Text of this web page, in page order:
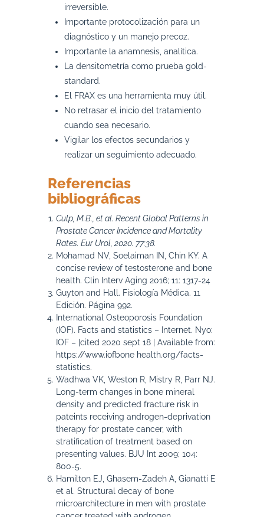
irreversible.
Importante protocolización para un
diagnóstico y un manejo precoz.
Importante la anamnesis, analítica.
La densitometría como prueba gold-
standard.
El FRAX es una herramienta muy útil.
No retrasar el inicio del tratamiento
cuando sea necesario.
Vigilar los efectos secundarios y
realizar un seguimiento adecuado.
Referencias
bibliográficas
Culp, M.B., et al. Recent Global Patterns in
Prostate Cancer Incidence and Mortality
Rates. Eur Urol, 2020. 77:38.
Mohamad NV, Soelaiman IN, Chin KY. A
concise review of testosterone and bone
health. Clin Interv Aging 2016; 11: 1317-24
Guyton and Hall. Fisiología Médica. 11
Edición. Página 992.
International Osteoporosis Foundation
(IOF). Facts and statistics – Internet. Nyo:
IOF – |cited 2020 sept 18 | Available from:
https://www.iofbone health.org/facts-
statistics.
Wadhwa VK, Weston R, Mistry R, Parr NJ.
Long-term changes in bone mineral
density and predicted fracture risk in
pateints receiving androgen-deprivation
therapy for prostate cancer, with
stratification of treatment based on
presenting values. BJU Int 2009; 104:
800-5.
Hamilton EJ, Ghasem-Zadeh A, Gianatti E
et al. Structural decay of bone
microarchitecture in men with prostate